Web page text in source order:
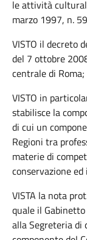
le attività
marzo 1997, n.
VISTO il decreto
del 7 ottobre
centrale di Roma;
VISTO in
stabilisce la
di cui un
Regioni tra
materie di
conservazione
VISTA la nota
quale il
alla Segreteria di